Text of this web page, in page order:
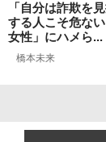
「自分は詐欺を
する人こそ危な
女性」にハメら...
橋本未来